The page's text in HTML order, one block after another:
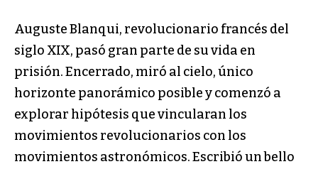
Auguste Blanqui, revolucionario francés del
siglo XIX, pasó gran parte de su vida en
prisión. Encerrado, miró al cielo, único
horizonte panorámico posible y comenzó a
explorar hipótesis que vincularan los
movimientos revolucionarios con los
movimientos astronómicos. Escribió un bello